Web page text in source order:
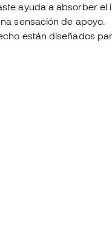
ayuda a absorber el
sensación de apoyo.
están diseñados